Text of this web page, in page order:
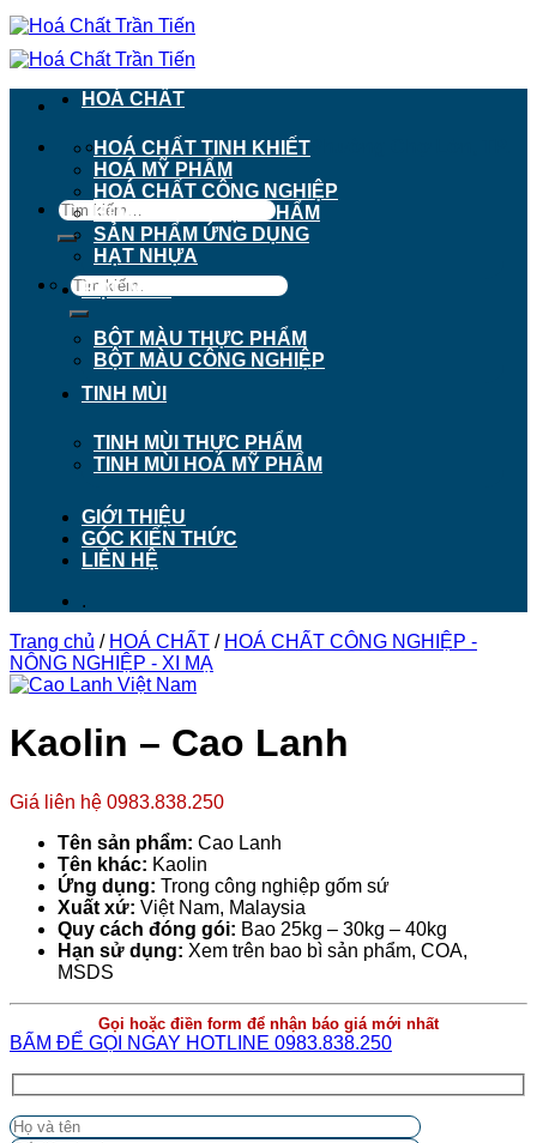
Chuyển
đến
nội
911 - 913 Nguyễn Trãi, Phường Chợ Lớn, TP.
Hồ Chí Minh
Tìm
kiếm:
Tìm
kiếm:
HOÁ CHẤT
HOÁ CHẤT TINH KHIẾT
HOÁ MỸ PHẨM
HOÁ CHẤT CÔNG NGHIỆP
HOÁ CHẤT THỰC PHẨM
SẢN PHẨM ỨNG DỤNG
HẠT NHỰA
BỘT MÀU
BỘT MÀU THỰC PHẨM
BỘT MÀU CÔNG NGHIỆP
TINH MÙI
TINH MÙI THỰC PHẨM
TINH MÙI HOÁ MỸ PHẨM
GIỚI THIỆU
GÓC KIẾN THỨC
LIÊN HỆ
.
Trang chủ / HOÁ CHẤT / HOÁ CHẤT CÔNG NGHIỆP -
NÔNG NGHIỆP - XI MẠ
Kaolin – Cao Lanh
Giá liên hệ 0983.838.250
Tên sản phẩm: Cao Lanh
Tên khác: Kaolin
Ứng dụng: Trong công nghiệp gốm sứ
Xuất xứ: Việt Nam, Malaysia
Quy cách đóng gói: Bao 25kg – 30kg – 40kg
Hạn sử dụng: Xem trên bao bì sản phẩm, COA,
MSDS
Gọi hoặc điền form để nhận báo giá mới nhất
BẤM ĐỂ GỌI NGAY HOTLINE 0983.838.250